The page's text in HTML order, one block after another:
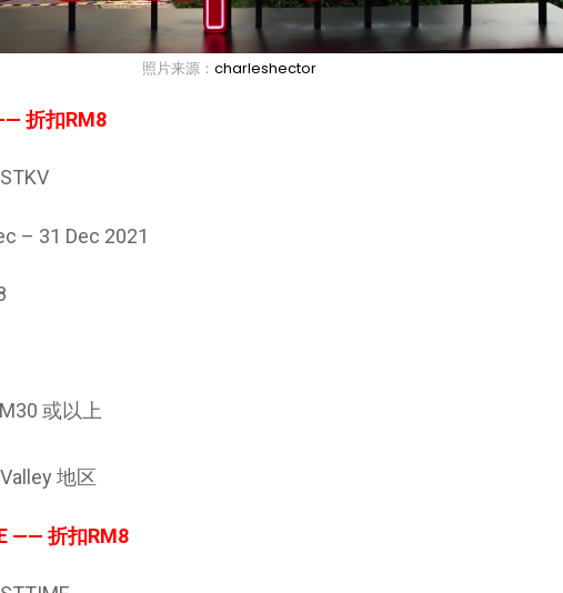
照片来源： charleshector
折扣RM8
– 31 Dec 2021
或以上
地区
—— 折扣RM8